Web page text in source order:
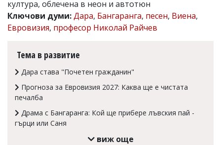
Коментарите
под
статиите
носи
отговорност
тях!
култура, облечена в неон и автотюн
Ключови думи:Дара, Бангаранга, песен, Виена,
Евровизия, професор Николай Райчев
Тема в развитие
Дара става "Почетен гражданин"
Прогноза за Евровизия 2027: Каква ще е чистата
печалба
Драма с Бангаранга: Кой ще прибере лъвския пай -
гърци или Саня
виж още